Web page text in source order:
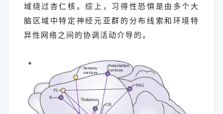
域绕过杏仁核。综上，习得性恐惧是由多个大
脑区域中特定神经元亚群的分布线索和环境特
异性网络之间的协调活动介导的。